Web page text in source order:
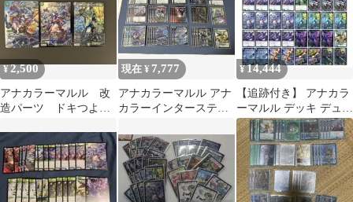
¥2,500
アナカラーマルル 改
造パーツ ドキつよ
現在 ¥ 7,777
アナカラーマルル アナ
カラーインターステラ
¥14,444
【追跡付き】 アナカラ
ーマルル デッキ デュエ
マ デュエルマスターズ